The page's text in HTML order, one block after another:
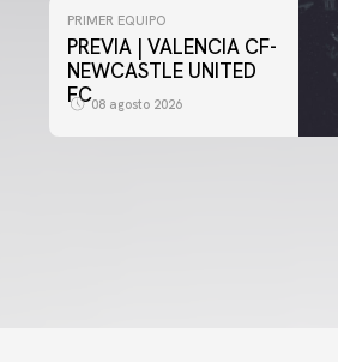
PRIMER EQUIPO
PREVIA | VALENCIA CF-
NEWCASTLE UNITED
FC08 agosto 2026